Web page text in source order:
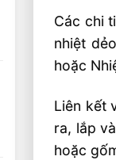
Các chi
nhiệt
hoặc
Liên kết
ra, lắp
hoặc